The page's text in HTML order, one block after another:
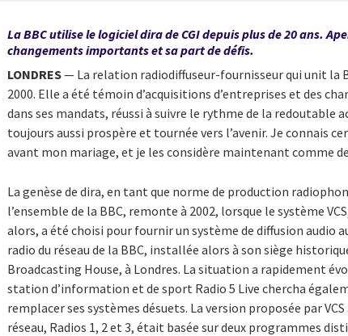
La BBC utilise le logiciel dira de CGI depuis plus de 20 ans.
changements importants et sa part de défis.
LONDRES— La relation radiodiffuseur-fournisseur qui unit la
2000. Elle a été témoin d’acquisitions d’entreprises et des
dans ses mandats, réussi à suivre le rythme de la
toujours aussi prospère et tournée vers l’avenir. Je connais
avant mon mariage, et je les considère maintenant comme
La genèse de dira, en tant que norme de production
l’ensemble de la BBC, remonte à 2002, lorsque le système
alors, a été choisi pour fournir un système de diffusion audio
radio du réseau de la BBC, installée alors à son siège
Broadcasting House, à Londres. La situation a rapidement
station d’information et de sport Radio 5 Live chercha
remplacer ses systèmes désuets. La version proposée par VCS
réseau, Radios 1, 2 et 3, était basée sur deux programmes